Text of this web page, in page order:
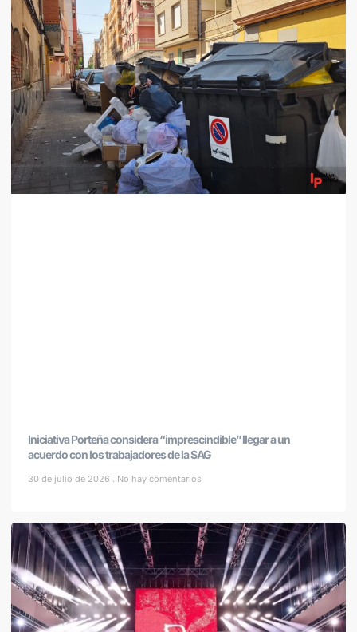
Iniciativa Porteña considera “imprescindible” llegar a un
acuerdo con los trabajadores de la SAG
30 de julio de 2026 No hay comentarios